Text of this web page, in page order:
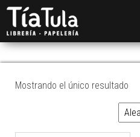
PAPEL
Mostrando el único resultado